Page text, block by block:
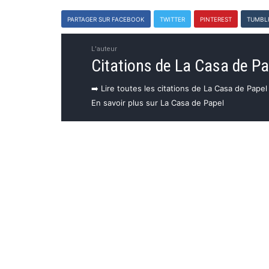
PARTAGER SUR FACEBOOK TWITTER PINTEREST
L'auteur
Citations de La Casa de
➡️ Lire toutes les citations de La Casa de Papel
En savoir plus sur La Casa de Papel